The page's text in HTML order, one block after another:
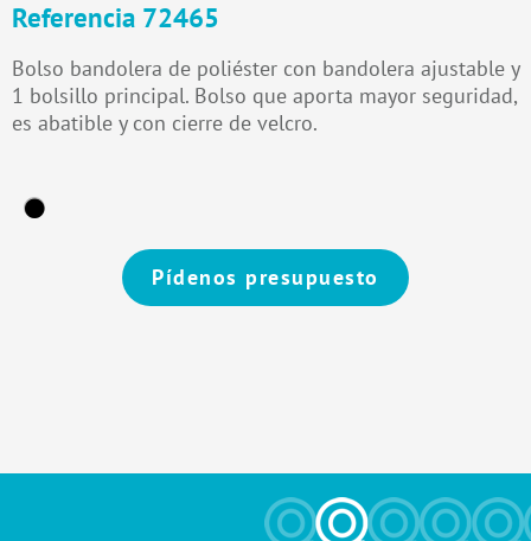
Referencia 72465
Bolso bandolera de poliéster con bandolera ajustable y
1 bolsillo principal. Bolso que aporta mayor seguridad,
es abatible y con cierre de velcro.
Pídenos presupuesto